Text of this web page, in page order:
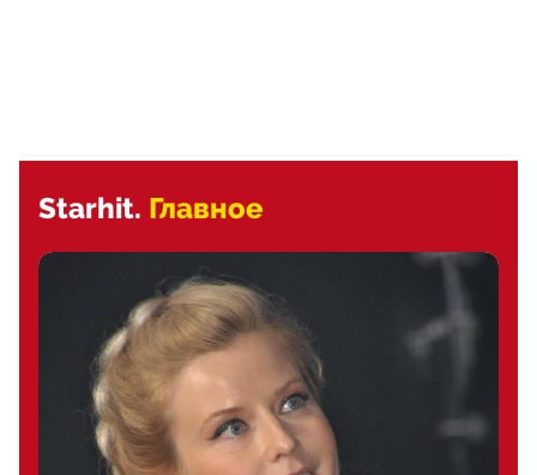
Starhit. Главное